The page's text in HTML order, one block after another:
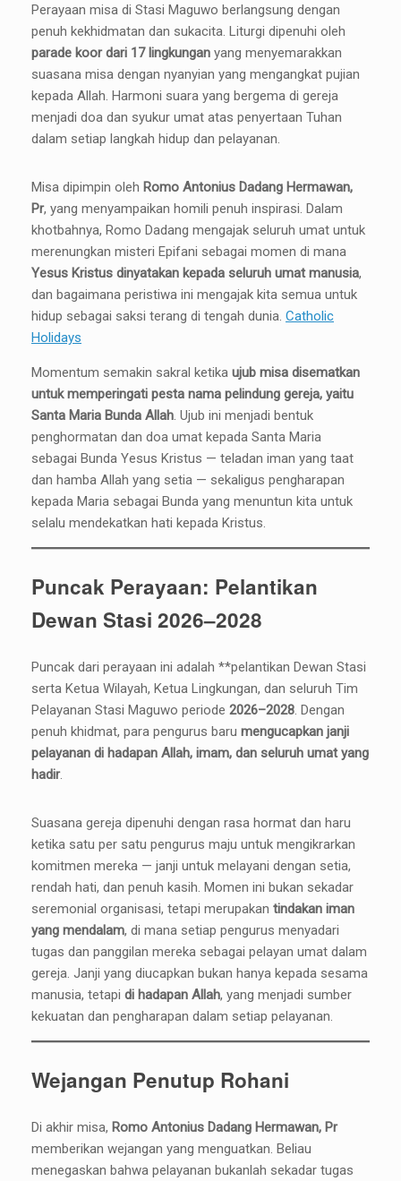
Perayaan misa di Stasi Maguwo berlangsung dengan
penuh kekhidmatan dan sukacita. Liturgi dipenuhi oleh
parade koor dari 17 lingkungan yang menyemarakkan
suasana misa dengan nyanyian yang mengangkat pujian
kepada Allah. Harmoni suara yang bergema di gereja
menjadi doa dan syukur umat atas penyertaan Tuhan
dalam setiap langkah hidup dan pelayanan.
Misa dipimpin oleh Romo Antonius Dadang Hermawan,
Pr, yang menyampaikan homili penuh inspirasi. Dalam
khotbahnya, Romo Dadang mengajak seluruh umat untuk
merenungkan misteri Epifani sebagai momen di mana
Yesus Kristus dinyatakan kepada seluruh umat manusia,
dan bagaimana peristiwa ini mengajak kita semua untuk
hidup sebagai saksi terang di tengah dunia. Catholic
Holidays
Momentum semakin sakral ketika ujub misa disematkan
untuk memperingati pesta nama pelindung gereja, yaitu
Santa Maria Bunda Allah . Ujub ini menjadi bentuk
penghormatan dan doa umat kepada Santa Maria
sebagai Bunda Yesus Kristus — teladan iman yang taat
dan hamba Allah yang setia — sekaligus pengharapan
kepada Maria sebagai Bunda yang menuntun kita untuk
selalu mendekatkan hati kepada Kristus.
Puncak Perayaan: Pelantikan
Dewan Stasi 2026–2028
Puncak dari perayaan ini adalah **pelantikan Dewan Stasi
serta Ketua Wilayah, Ketua Lingkungan, dan seluruh Tim
Pelayanan Stasi Maguwo periode 2026–2028 . Dengan
penuh khidmat, para pengurus baru mengucapkan janji
pelayanan di hadapan Allah, imam, dan seluruh umat yang
hadir.
Suasana gereja dipenuhi dengan rasa hormat dan haru
ketika satu per satu pengurus maju untuk mengikrarkan
komitmen mereka — janji untuk melayani dengan setia,
rendah hati, dan penuh kasih. Momen ini bukan sekadar
seremonial organisasi, tetapi merupakan tindakan iman
yang mendalam, di mana setiap pengurus menyadari
tugas dan panggilan mereka sebagai pelayan umat dalam
gereja. Janji yang diucapkan bukan hanya kepada sesama
manusia, tetapi di hadapan Allah, yang menjadi sumber
kekuatan dan pengharapan dalam setiap pelayanan.
Wejangan Penutup Rohani
Di akhir misa, Romo Antonius Dadang Hermawan, Pr
memberikan wejangan yang menguatkan. Beliau
menegaskan bahwa pelayanan bukanlah sekadar tugas